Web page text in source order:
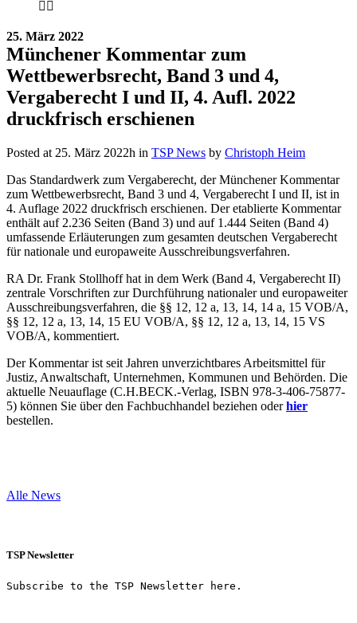
25. März 2022
Münchener Kommentar zum
Wettbewerbsrecht, Band 3 und 4,
Vergaberecht I und II, 4. Aufl. 2022
druckfrisch erschienen
Posted at 25. März 2022h in TSP News by Christoph Heim
Das Standardwerk zum Vergaberecht, der Münchener Kommentar
zum Wettbewerbsrecht, Band 3 und 4, Vergaberecht I und II, ist in
4. Auflage 2022 druckfrisch erschienen. Der etablierte Kommentar
enthält auf 2.236 Seiten (Band 3) und auf 1.444 Seiten (Band 4)
umfassende Erläuterungen zum gesamten deutschen Vergaberecht
für nationale und europaweite Ausschreibungsverfahren.
RA Dr. Frank Stollhoff hat in dem Werk (Band 4, Vergaberecht II)
zentrale Vorschriften zur Durchführung nationaler und europaweiter
Ausschreibungsverfahren, die §§ 12, 12 a, 13, 14, 14 a, 15 VOB/A,
§§ 12, 12 a, 13, 14, 15 EU VOB/A, §§ 12, 12 a, 13, 14, 15 VS
VOB/A, kommentiert.
Der Kommentar ist seit Jahren unverzichtbares Arbeitsmittel für
Justiz, Anwaltschaft, Unternehmen, Kommunen und Behörden. Die
aktuelle Neuauflage (C.H.BECK.-Verlag, ISBN 978-3-406-75877-
5) können Sie über den Fachbuchhandel beziehen oderhier
bestellen.
Alle News
TSP Newsletter
Subscribe to the TSP Newsletter here.